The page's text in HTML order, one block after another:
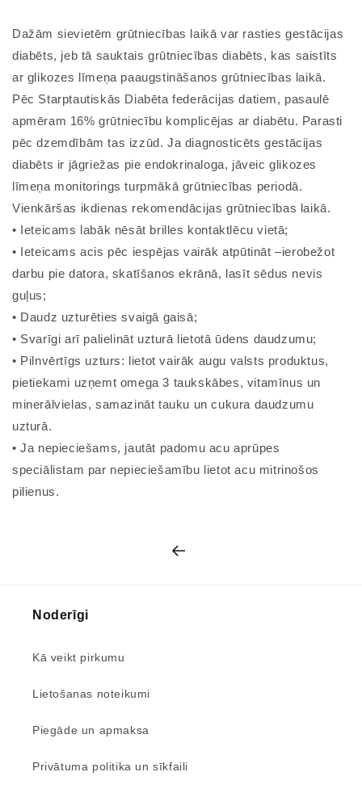
Dažām sievietēm grūtniecības laikā var rasties gestācijas
diabēts, jeb tā sauktais grūtniecības diabēts, kas saistīts
ar glikozes līmeņa paaugstināšanos grūtniecības laikā.
Pēc Starptautiskās Diabēta federācijas datiem, pasaulē
apmēram 16% grūtniecību komplicējas ar diabētu. Parasti
pēc dzemdībām tas izzūd. Ja diagnosticēts gestācijas
diabēts ir jāgriežas pie endokrinaloga, jāveic glikozes
līmeņa monitorings turpmākā grūtniecības periodā.
Vienkāršas ikdienas rekomendācijas grūtniecības laikā.
• Ieteicams labāk nēsāt brilles kontaktlēcu vietā;
• Ieteicams acis pēc iespējas vairāk atpūtināt –ierobežot
darbu pie datora, skatīšanos ekrānā, lasīt sēdus nevis
guļus;
• Daudz uzturēties svaigā gaisā;
• Svarīgi arī palielināt uzturā lietotā ūdens daudzumu;
• Pilnvērtīgs uzturs: lietot vairāk augu valsts produktus,
pietiekami uzņemt omega 3 taukskābes, vitamīnus un
minerālvielas, samazināt tauku un cukura daudzumu
uzturā.
• Ja nepieciešams, jautāt padomu acu aprūpes
speciālistam par nepieciešamību lietot acu mitrinošos
pilienus.
Noderīgi
Kā veikt pirkumu
Lietošanas noteikumi
Piegāde un apmaksa
Privātuma politika un sīkfaili